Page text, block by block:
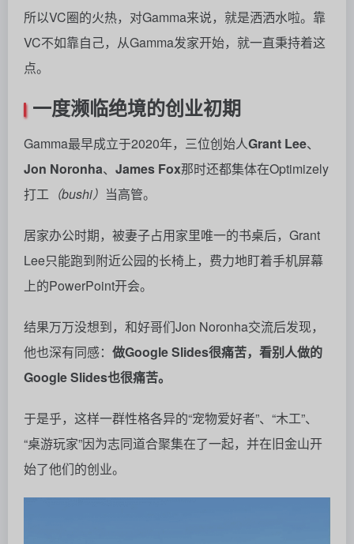
所以VC圈的火热，对Gamma来说，就是洒洒水啦。靠
VC不如靠自己，从Gamma发家开始，就一直秉持着这
点。
一度濒临绝境的创业初期
Gamma最早成立于2020年，三位创始人Grant Lee、
Jon Noronha、 James Fox那时还都集体在Optimizely
打工 （bushi） 当高管。
居家办公时期，被妻子占用家里唯一的书桌后，Grant
Lee只能跑到附近公园的长椅上，费力地盯着手机屏幕
上的PowerPoint开会。
结果万万没想到，和好哥们Jon Noronha交流后发现，
他也深有同感： 做Google Slides很痛苦，看别人做的
Google Slides也很痛苦。
于是乎，这样一群性格各异的“宠物爱好者”、“木工”、
“桌游玩家”因为志同道合聚集在了一起，并在旧金山开
始了他们的创业。